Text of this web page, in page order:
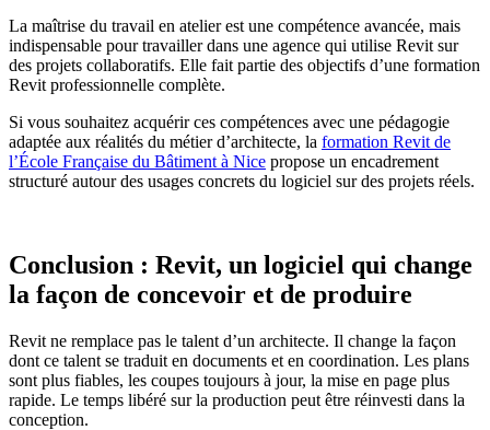
La maîtrise du travail en atelier est une compétence avancée, mais
indispensable pour travailler dans une agence qui utilise Revit sur
des projets collaboratifs. Elle fait partie des objectifs d’une formation
Revit professionnelle complète.
Si vous souhaitez acquérir ces compétences avec une pédagogie
adaptée aux réalités du métier d’architecte, la formation Revit de
l’École Française du Bâtiment à Nice propose un encadrement
structuré autour des usages concrets du logiciel sur des projets réels.
Conclusion : Revit, un logiciel qui change
la façon de concevoir et de produire
Revit ne remplace pas le talent d’un architecte. Il change la façon
dont ce talent se traduit en documents et en coordination. Les plans
sont plus fiables, les coupes toujours à jour, la mise en page plus
rapide. Le temps libéré sur la production peut être réinvesti dans la
conception.